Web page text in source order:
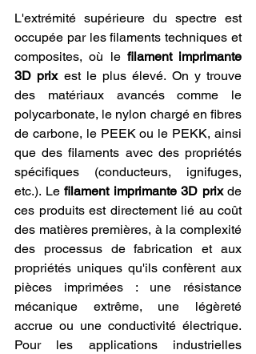
L'extrémité supérieure du spectre est
occupée par les filaments techniques et
composites, où le filament imprimante
3D prix est le plus élevé. On y trouve
des matériaux avancés comme le
polycarbonate, le nylon chargé en fibres
de carbone, le PEEK ou le PEKK, ainsi
que des filaments avec des propriétés
spécifiques (conducteurs, ignifuges,
etc.). Le filament imprimante 3D prix de
ces produits est directement lié au coût
des matières premières, à la complexité
des processus de fabrication et aux
propriétés uniques qu'ils confèrent aux
pièces imprimées : une résistance
mécanique extrême, une légèreté
accrue ou une conductivité électrique.
Pour les applications industrielles